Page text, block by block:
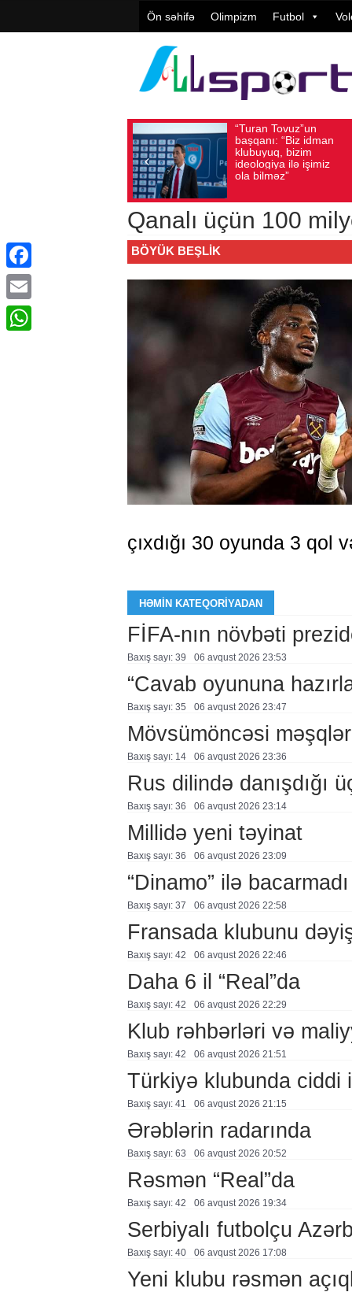
Ön səhifə Olimpizm Futbol
başqanı: “Biz idman
klubuyuq, bizim
ideologiya ilə işimiz
ola bilməz”
Avqust 05, 2026
Qanalı üçün 100
BÖYÜK BEŞLIK
çıxdığı 30 oyunda 3
HƏMIN KATEQORIYADAN
FİFA-nın növbəti
Baxış sayı: 39 06 avqust 2026 23:53
“Cavab oyununa
Baxış sayı: 35 06 avqust 2026 23:47
Mövsümöncəsi
Baxış sayı: 14 06 avqust 2026 23:36
Rus dilində danışdığı
Baxış sayı: 36 06 avqust 2026 23:14
Millidə yeni təyinat
Baxış sayı: 36 06 avqust 2026 23:09
“Dinamo” ilə bacarmadı
Baxış sayı: 37 06 avqust 2026 22:58
Fransada klubunu
Baxış sayı: 42 06 avqust 2026 22:46
Daha 6 il “Real”da
Baxış sayı: 42 06 avqust 2026 22:29
Klub rəhbərləri və
Baxış sayı: 42 06 avqust 2026 21:51
Türkiyə klubunda ciddi
Baxış sayı: 41 06 avqust 2026 21:15
Ərəblərin radarında
Baxış sayı: 63 06 avqust 2026 20:52
Rəsmən “Real”da
Baxış sayı: 42 06 avqust 2026 19:34
Serbiyalı futbolçu
Baxış sayı: 40 06 avqust 2026 17:08
Yeni klubu rəsmən
Facebook
Email